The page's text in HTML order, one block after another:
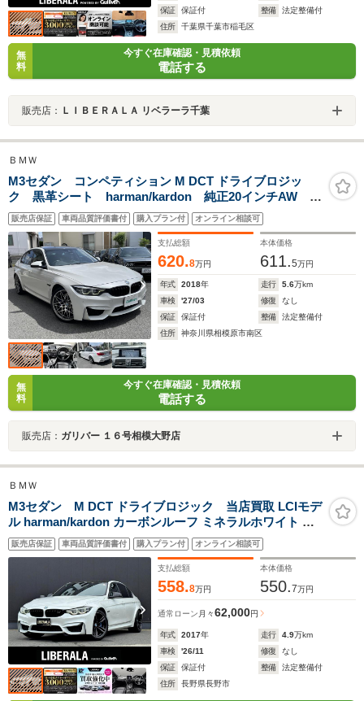
保証
保証付 整備
法定整備付
住所
千葉県千葉市稲毛区
無
料
今すぐ在庫確認・見積依頼
電話する
販売店： ＬＩＢＥＲＡＬＡ リベラーラ千葉
ＢＭＷ
M3セダン コンペティション M DCT ドライブロジッ
ク 黒革シート harman/kardon 純正20インチAW ブ
ルーキャリパー カーボンルーフ 純正ナビ バックカ
メラ ミラーETC HUD 衝突軽減 LKA BSM
R1/2/3/5年ディーラー整備
販売店保証 車両品質評価書付 購入プラン付 オンライン相談可
支払総額
620.8万円
本体価格
611.5万円
年式 2018年 走行 5.6万km
車検
'27/03 修復
なし
保証
保証付 整備
法定整備付
住所
神奈川県相模原市南区
無
料
今すぐ在庫確認・見積依頼
電話する
販売店： ガリバー １６号相模大野店
ＢＭＷ
M3セダン M DCT ドライブロジック 当店買取 LCIモデ
ル harman/kardon カーボンルーフ ミネラルホワイト カ
ーボンリアスポイラー ブラックキドニーグリル 黒革レザ
ーシート パワーシート HUD パドルシフト クルーズコン
販売店保証 車両品質評価書付 購入プラン付 オンライン相談可
支払総額
558.8万円
本体価格
550.7万円
通常ローン 月々62,000円
年式 2017年 走行 4.9万km
車検
'26/11 修復
なし
保証
保証付 整備
法定整備付
住所
長野県長野市